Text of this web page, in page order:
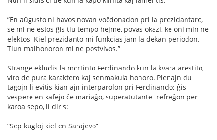
”En aŭgusto ni havos novan voĉdonadon pri la prezidantaro,
se mi ne estos ĝis tiu tempo hejme, povas okazi, ke oni min ne
elektos. Kiel prezidanto mi funkcias jam la dekan periodon.
Tiun malhonoron mi ne postvivos.”
Strange ekludis la mortinto Ferdinando kun la kvara arestito,
viro de pura karaktero kaj senmakula honoro. Plenajn du
tagojn li evitis kian ajn interparolon pri Ferdinando; ĝis
vespere en kafejo ĉe mariaĝo, superatutante trefreĝon per
karoa sepo, li diris:
”Sep kugloj kiel en Sarajevo”